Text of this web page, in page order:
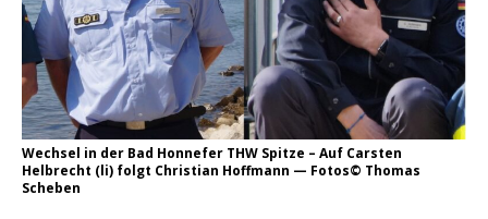
Wechsel in der Bad Honnefer THW Spitze – Auf Carsten
Helbrecht (li) folgt Christian Hoffmann — Fotos© Thomas
Scheben